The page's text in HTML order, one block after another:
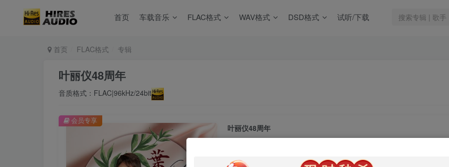
首页 车载音乐 FLAC格式 WAV格式 DSD格式 试听/下载
首页 FLAC格式 专辑
叶丽仪48周年
音质格式：FLAC|96kHz/24bit
叶丽仪48周年
会员专享